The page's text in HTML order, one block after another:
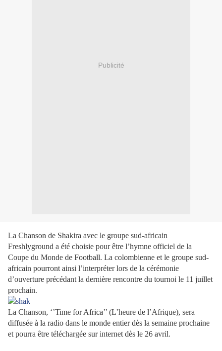
Publicité
La Chanson de Shakira avec le groupe sud-africain
Freshlyground a été choisie pour être l’hymne officiel de la
Coupe du Monde de Football. La colombienne et le groupe sud-
africain pourront ainsi l’interpréter lors de la cérémonie
d’ouverture précédant la dernière rencontre du tournoi le 11 juillet
prochain.
La Chanson, ‘’Time for Africa’’ (L’heure de l’Afrique), sera
diffusée à la radio dans le monde entier dès la semaine prochaine
et pourra être téléchargée sur internet dès le 26 avril.